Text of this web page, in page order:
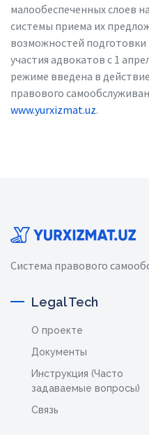
малообеспеченных слоев
системы приема их
возможностей
участия адвокатов с 1
режиме введена в
правового
www.yurxizmat.uz.
Система правового
Legal Tech
О проекте
Документы
Инструкция (Часто
задаваемые вопросы)
Связь